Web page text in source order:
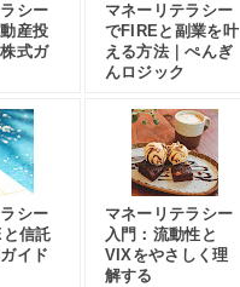
シー
産投
式ガ
マネーリテラシー
でFIREと副業を叶
える方法｜ぺんぎ
んロジック
シー
信託
イド
マネーリテラシー
入門：流動性と
VIXをやさしく理
解する